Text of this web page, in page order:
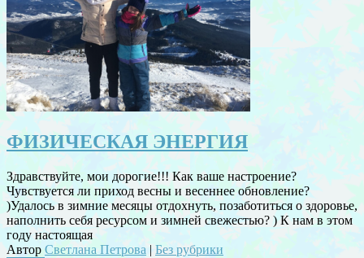
ФИЗИЧЕСКАЯ ЭНЕРГИЯ
Здравствуйте, мои дорогие!!! Как ваше настроение?
Чувствуется ли приход весны и весеннее обновление?
)Удалось в зимние месяцы отдохнуть, позаботиться о здоровье,
наполнить себя ресурсом и зимней свежестью? ) К нам в этом
году настоящая
Автор Светлана Петрова | Без рубрики